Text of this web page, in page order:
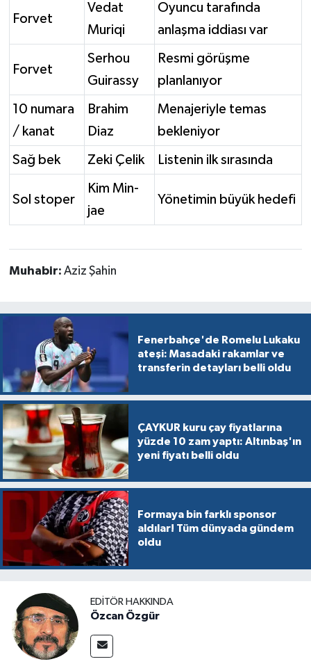
Forvet
Vedat
Muriqi
Oyuncu tarafında
anlaşma iddiası var
Forvet
Serhou
Guirassy
Resmi görüşme
planlanıyor
10 numara
/ kanat
Brahim
Diaz
Menajeriyle temas
bekleniyor
Sağ bek Zeki Çelik Listenin ilk sırasında
Sol stoper
Kim Min-
jae
Yönetimin büyük hedefi
Muhabir: Aziz Şahin
Fenerbahçe'de Romelu Lukaku
ateşi: Masadaki rakamlar ve
transferin detayları belli oldu
ÇAYKUR kuru çay fiyatlarına
yüzde 10 zam yaptı: Altınbaş'ın
yeni fiyatı belli oldu
Formaya bin farklı sponsor
aldılar! Tüm dünyada gündem
oldu
EDITÖR HAKKINDA
Özcan Özgür